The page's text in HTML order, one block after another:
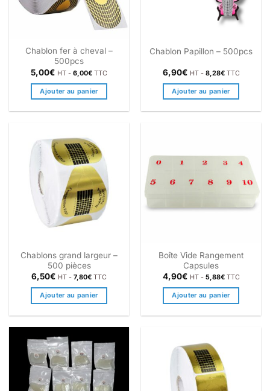
Chablon fer à cheval –
500pcs
5,00€ HT - 6,00€ TTC
Ajouter au panier
Chablon Papillon – 500pcs
6,90€ HT - 8,28€TTC
Ajouter au panier
Chablons grand largeur –
500 pièces
6,50€ HT - 7,80€ TTC
Ajouter au panier
Boîte Vide Rangement
Capsules
4,90€ HT - 5,88€TTC
Ajouter au panier